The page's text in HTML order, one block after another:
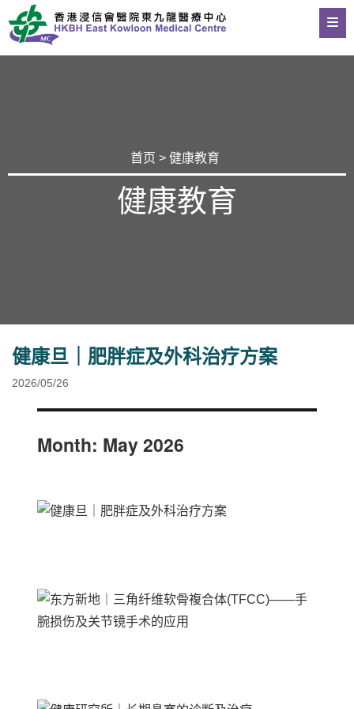
首页 > 健康教育
健康教育
健康旦｜肥胖症及外科治疗方案
2026/05/26
Month: May 2026